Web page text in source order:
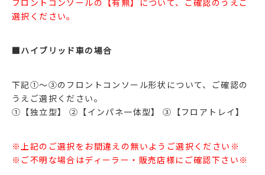
フロントコンソールの【有無】について、ご確認のうえご
選択ください。
■ハイブリッド車の場合
下記①～③のフロントコンソール形状について、ご確認の
うえご選択ください。
①【独立型】 ②【インパネ一体型】 ③【フロアトレイ】
※上記のご選択をお間違えの無いようご選択ください※
※ご不明な場合はディーラー・販売店様にご確認下さい※